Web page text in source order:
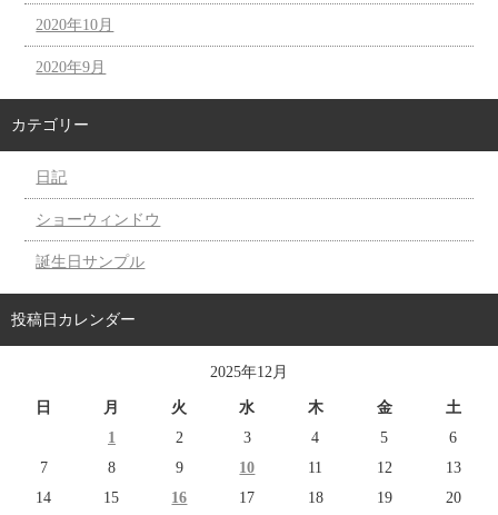
2020年10月
2020年9月
カテゴリー
日記
ショーウィンドウ
誕生日サンプル
投稿日カレンダー
2025年12月
日 月 火 水 木 金
土
1
2 3 4 5
6
7
8 9 10 11 12
13
14
15 16 17 18 19 20